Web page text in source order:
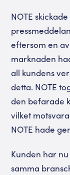
NOTE
eftersom en
marknaden
all kundens
detta. NOTE
den befarade
vilket
NOTE hade
Kunden har
samma